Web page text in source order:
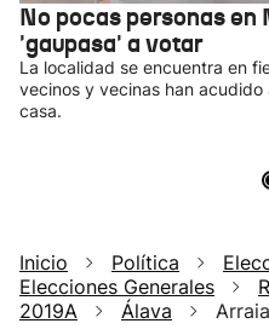
No pocas personas en
'gaupasa' a votar
La localidad se encuentra en
vecinos y vecinas han
casa.
Inicio Política
Elecciones Generales
2019A
Álava